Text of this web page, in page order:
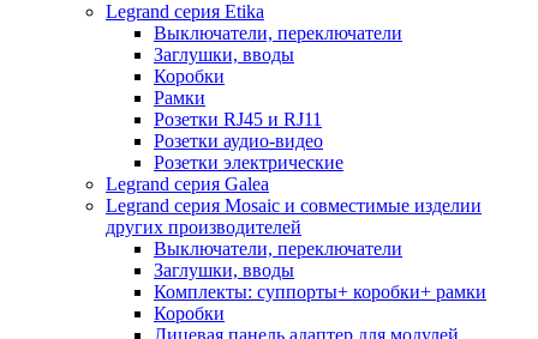
Legrand серия Etika
Выключатели, переключатели
Заглушки, вводы
Коробки
Рамки
Розетки RJ45 и RJ11
Розетки аудио-видео
Розетки электрические
Legrand серия Galea
Legrand серия Mosaic и совместимые изделии
других производителей
Выключатели, переключатели
Заглушки, вводы
Комплекты: суппорты+ коробки+ рамки
Коробки
Лицевая панель адаптер для модулей